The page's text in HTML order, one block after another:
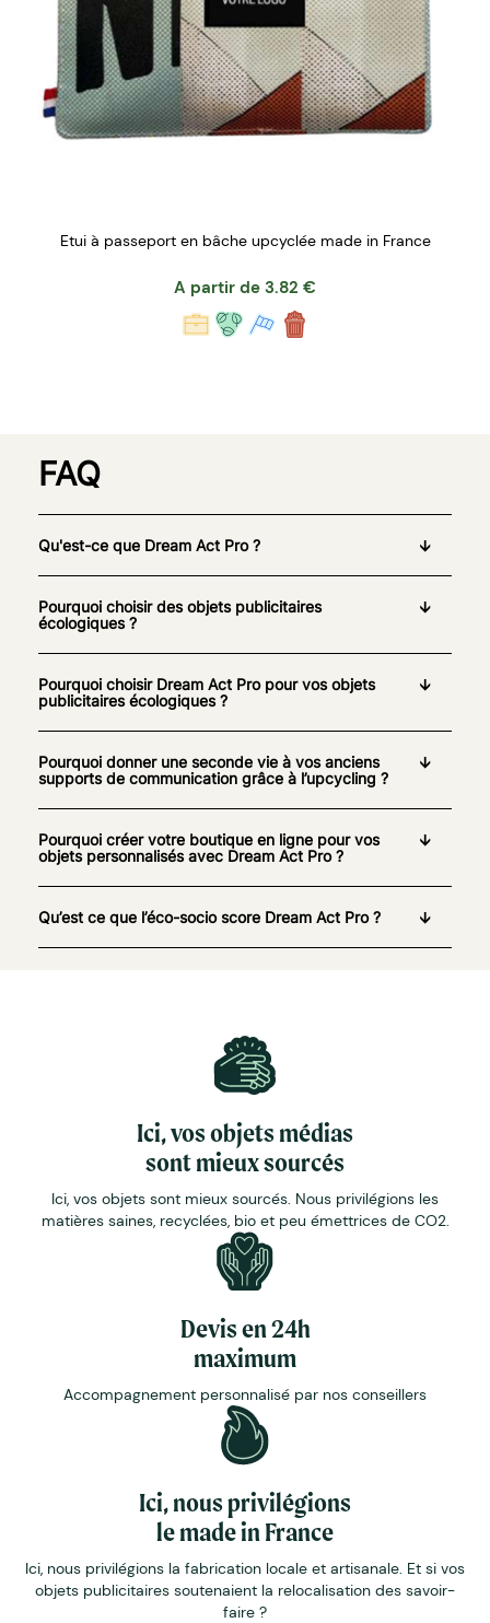
Etui à passeport en bâche upcyclée made in France
A partir de 3.82 €
FAQ
Qu'est-ce que Dream Act Pro ?
Pourquoi choisir des objets publicitaires
écologiques ?
Pourquoi choisir Dream Act Pro pour vos objets
publicitaires écologiques ?
Pourquoi donner une seconde vie à vos anciens
supports de communication grâce à l’upcycling ?
Pourquoi créer votre boutique en ligne pour vos
objets personnalisés avec Dream Act Pro ?
Qu’est ce que l’éco-socio score Dream Act Pro ?
Ici, vos objets médias
sont mieux sourcés
Ici, vos objets sont mieux sourcés. Nous privilégions les
matières saines, recyclées, bio et peu émettrices de CO2.
Devis en 24h
maximum
Accompagnement personnalisé par nos conseillers
Ici, nous privilégions
le made in France
Ici, nous privilégions la fabrication locale et artisanale. Et si vos
objets publicitaires soutenaient la relocalisation des savoir-
faire ?